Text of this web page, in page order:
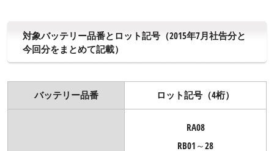
対象バッテリー品番とロット記号（2015年7月社告分と
今回分をまとめて記載）
バッテリー品番 ロット記号（4桁）
RA08
RB01～28